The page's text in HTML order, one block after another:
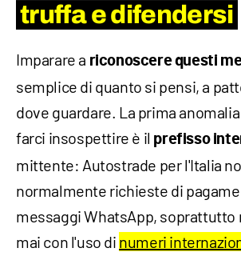
truffa e difendersi
Imparare a riconoscere questi
semplice di quanto si pensi, a
dove guardare. La prima
farci insospettire è il prefisso
mittente: Autostrade per l'Italia
normalmente richieste di
messaggi WhatsApp, soprattutto
mai con l'uso di numeri